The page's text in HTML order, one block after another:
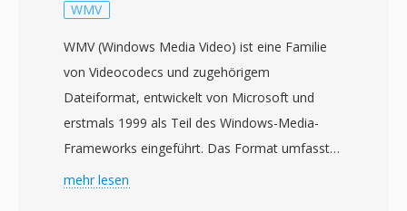
WMV
WMV (Windows Media Video) ist eine Familie
von Videocodecs und zugehörigem
Dateiformat, entwickelt von Microsoft und
erstmals 1999 als Teil des Windows-Media-
Frameworks eingeführt. Das Format umfasst
mehrere Codec-Generationen, von WMV 7 bis
mehr lesen